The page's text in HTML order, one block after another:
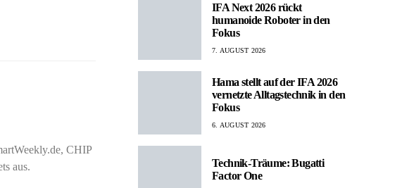
CHIP
aus.
IFA Next 2026 rückt
humanoide Roboter in den
Fokus
7. AUGUST 2026
Hama stellt auf der IFA 2026
vernetzte Alltagstechnik in den
Fokus
6. AUGUST 2026
Technik-Träume: Bugatti
Factor One